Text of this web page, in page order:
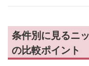
条件別に見るニ
の比較ポイント